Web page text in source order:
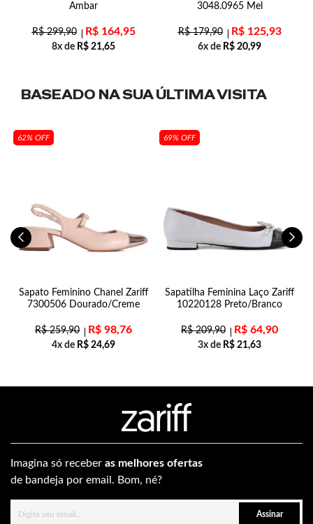
Ambar
R$299,90 R$164,95
8x de R$ 21,65
3048.0965 Mel
R$179,90 R$125,93
6x de R$ 20,99
BASEADO NA SUAÚLTIMA VISITA
62% OFF
Sapato Feminino Chanel Zariff
7300506 Dourado/Creme
R$259,90 R$ 98,76
4x de R$ 24,69
69% OFF
Sapatilha Feminina Laço Zariff
10220128 Preto/Branco
R$209,90 R$ 64,90
3x de R$ 21,63
Imagina só receber as melhores ofertas
de bandeja por email. Bom, né?
Assinar